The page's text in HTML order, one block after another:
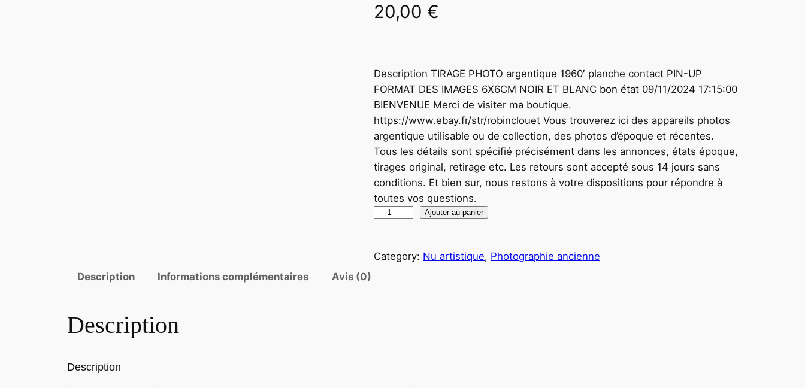
20,00 €
Description TIRAGE PHOTO argentique 1960′ planche contact PIN-UP
FORMAT DES IMAGES 6X6CM NOIR ET BLANC bon état 09/11/2024 17:15:00
BIENVENUE Merci de visiter ma boutique.
https://www.ebay.fr/str/robinclouet Vous trouverez ici des appareils photos
argentique utilisable ou de collection, des photos d’époque et récentes.
Tous les détails sont spécifié précisément dans les annonces, états époque,
tirages original, retirage etc. Les retours sont accepté sous 14 jours sans
conditions. Et bien sur, nous restons à votre dispositions pour répondre à
toutes vos questions.
n
Ajouter au panier
Category: Nu artistique, Photographie ancienne
Description
Informations complémentaires Avis (0)
Description
Description